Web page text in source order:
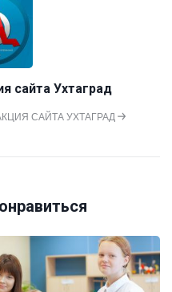
сайта Ухтаград
САЙТА УХТАГРАД